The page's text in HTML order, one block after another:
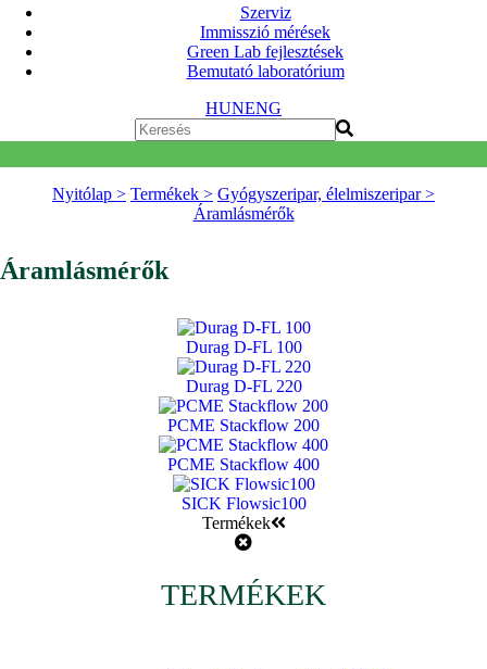
Szerviz
Immisszió mérések
Green Lab fejlesztések
Bemutató laboratórium
HUNENG
Nyitólap > Termékek > Gyógyszeripar, élelmiszeripar >
Áramlásmérők
Áramlásmérők
Durag D-FL 100
Durag D-FL 220
PCME Stackflow 200
PCME Stackflow 400
SICK Flowsic100
Termékek
TERMÉKEK